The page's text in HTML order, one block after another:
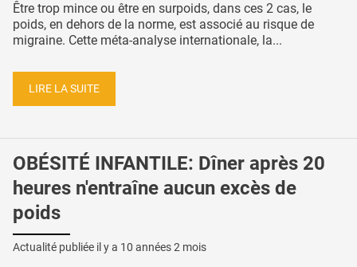
Être trop mince ou être en surpoids, dans ces 2 cas, le
poids, en dehors de la norme, est associé au risque de
migraine. Cette méta-analyse internationale, la...
LIRE LA SUITE
OBÉSITÉ INFANTILE: Dîner après 20
heures n'entraîne aucun excès de
poids
Actualité publiée il y a 10 années 2 mois